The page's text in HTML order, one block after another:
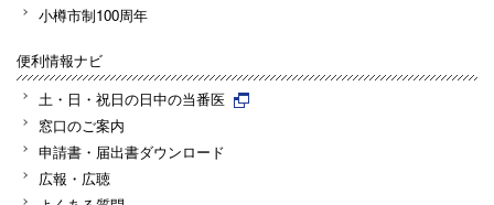
小樽市制100周年
便利情報ナビ
土・日・祝日の日中の当番医
窓口のご案内
申請書・届出書ダウンロード
広報・広聴